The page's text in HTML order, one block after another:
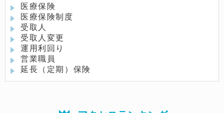
医療保険
医療保険制度
受取人
受取人変更
運用利回り
営業職員
延長（定期）保険